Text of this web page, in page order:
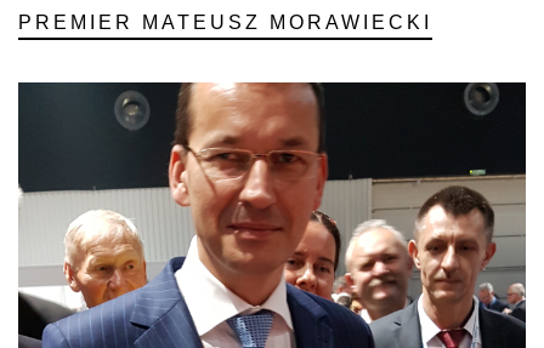
PREMIER MATEUSZ MORAWIECKI